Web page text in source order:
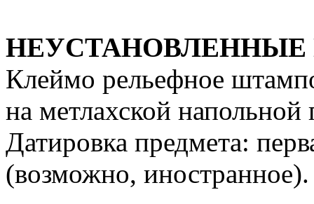
НЕУСТАНОВЛЕННЫЕ
Клеймо рельефное
на метлахской
Датировка предмета:
(возможно, иностранное).